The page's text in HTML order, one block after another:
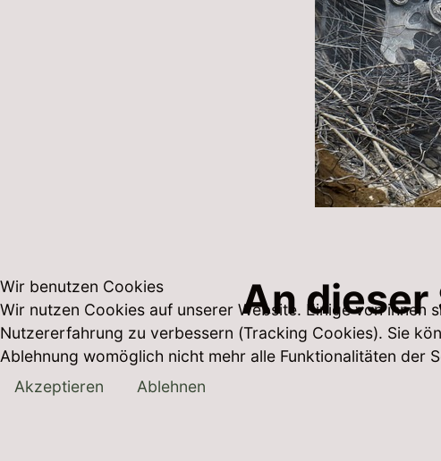
An dieser
Wir benutzen Cookies
Wir nutzen Cookies auf unserer Website. Einige von ihnen
Nutzererfahrung zu verbessern (Tracking Cookies). Sie
Ablehnung womöglich nicht mehr alle Funktionalitäten der
Akzeptieren
Ablehnen